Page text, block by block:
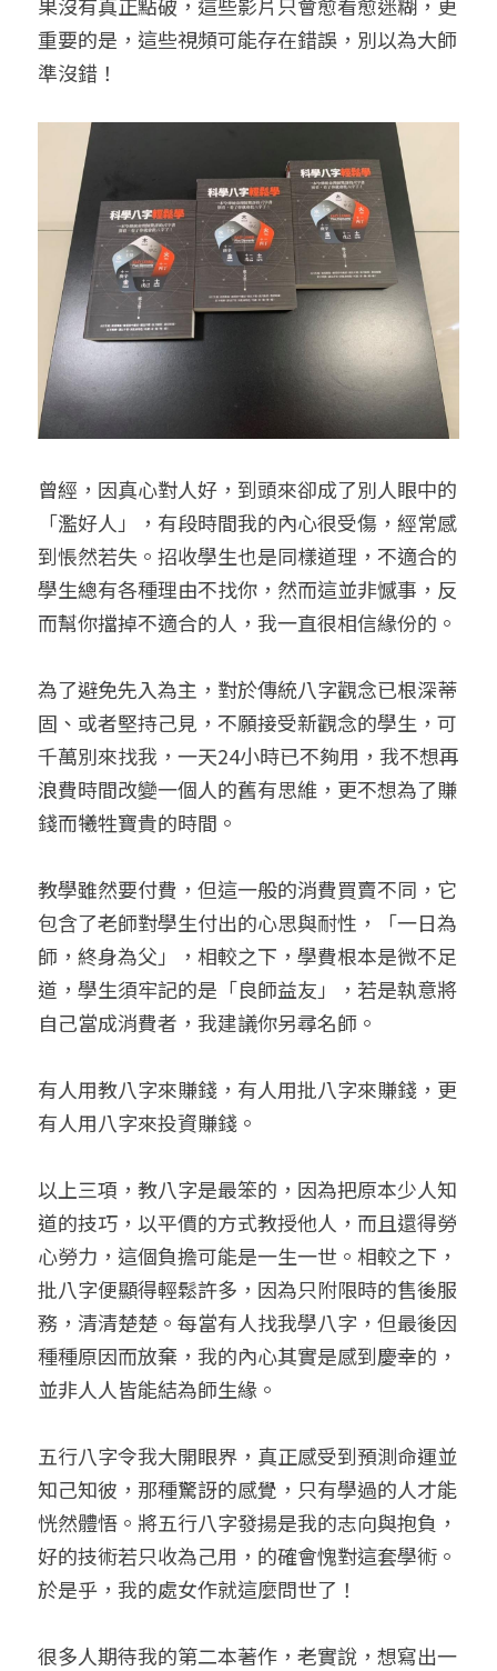
重要的是，這些視頻可能存在錯誤，別以為大師
準沒錯！
曾經，因真心對人好，到頭來卻成了別人眼中的
「濫好人」，有段時間我的內心很受傷，經常感
到悵然若失。招收學生也是同樣道理，不適合的
學生總有各種理由不找你，然而這並非憾事，反
而幫你擋掉不適合的人，我一直很相信緣份的。
為了避免先入為主，對於傳統八字觀念已根深蒂
固、或者堅持己見，不願接受新觀念的學生，可
千萬別來找我，一天24小時已不夠用，我不想再
浪費時間改變一個人的舊有思維，更不想為了賺
錢而犧牲寶貴的時間。
教學雖然要付費，但這一般的消費買賣不同，它
包含了老師對學生付出的心思與耐性，「一日為
師，終身為父」，相較之下，學費根本是微不足
道，學生須牢記的是「良師益友」，若是執意將
自己當成消費者，我建議你另尋名師。
有人用教八字來賺錢，有人用批八字來賺錢，更
有人用八字來投資賺錢。
以上三項，教八字是最笨的，因為把原本少人知
道的技巧，以平價的方式教授他人，而且還得勞
心勞力，這個負擔可能是一生一世。相較之下，
批八字便顯得輕鬆許多，因為只附限時的售後服
務，清清楚楚。每當有人找我學八字，但最後因
種種原因而放棄，我的內心其實是感到慶幸的，
並非人人皆能結為師生緣。
五行八字令我大開眼界，真正感受到預測命運並
知己知彼，那種驚訝的感覺，只有學過的人才能
恍然體悟。將五行八字發揚是我的志向與抱負，
好的技術若只收為己用，的確會愧對這套學術。
於是乎，我的處女作就這麼問世了！
很多人期待我的第二本著作，老實說，想寫出一